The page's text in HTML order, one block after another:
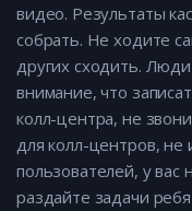
видео. Результаты
собрать. Не ходите
других сходить.
внимание, что
колл-центра, не
для колл-центров, не
пользователей, у вас
раздайте задачи